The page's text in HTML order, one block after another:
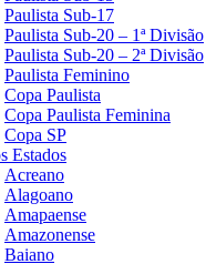
Paulista Sub-17
Paulista Sub-20 – 1ª Divisão
Paulista Sub-20 – 2ª Divisão
Paulista Feminino
Copa Paulista
Copa Paulista Feminina
Copa SP
Estados
Acreano
Alagoano
Amapaense
Amazonense
Baiano